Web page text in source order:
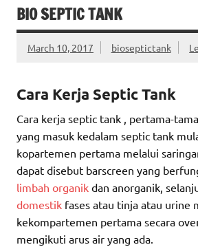
BIO SEPTIC TANK
March 10, 2017 bioseptictank
Cara Kerja Septic Tank
Cara kerja septic tank , pertama-
yang masuk kedalam septic tank
kopartemen pertama melalui
dapat disebut barscreen yang
limbah organik dan anorganik,
domestik fases atau tinja atau urine
kekompartemen pertama secara
mengikuti arus air yang ada.